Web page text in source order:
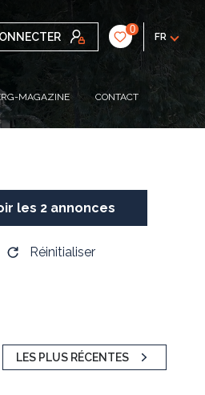
0
FR
MAGAZINE CONTACT
les 2annonces
Réinitialiser
LES PLUS RÉCENTES